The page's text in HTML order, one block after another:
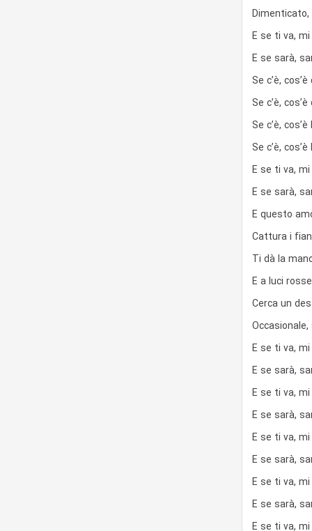
E se ti va,
E se sarà,
Se c’è,
Se c’è,
Se c’è,
Se c’è,
E se ti va,
E se sarà,
E questo
Cattura i
Ti dà la
E a luci
Cerca un
E se ti va,
E se sarà,
E se ti va,
E se sarà,
E se ti va,
E se sarà,
E se ti va,
E se sarà,
E se ti va,